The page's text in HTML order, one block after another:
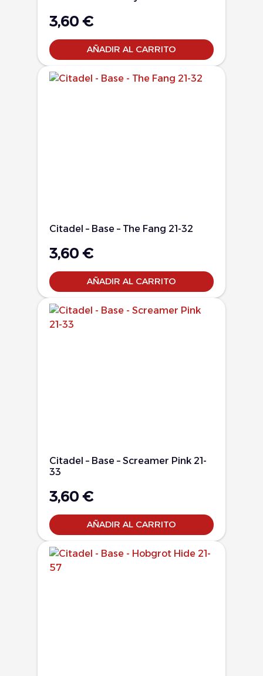
3,60 €
AÑADIR AL CARRITO
Citadel – Base – The Fang 21-32
3,60 €
AÑADIR AL CARRITO
Citadel – Base – Screamer Pink 21-
33
3,60 €
AÑADIR AL CARRITO